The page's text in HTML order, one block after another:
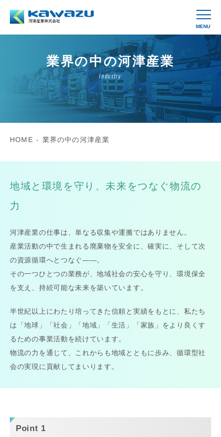
MENU
業界の中の河津産業
Industry
HOME - 業界の中の河津産業
地域と環境を守り、未来をつなぐ物流の
力
河津産業の仕事は、単なる収集や運搬ではありません。
産業活動の中で生まれる廃棄物を安全に、確実に、そして次
の資源循環へとつなぐ――。
その一つひとつの業務が、地域社会の安心を守り、環境保全
を支え、持続可能な未来を築いています。
半世紀以上にわたり培ってきた信頼と実績をもとに、私たち
は「地球」「社会」「地域」「生活」「家族」をより良くす
るための事業活動を続けています。
物流の力を通じて、これからも地域とともに歩み、循環型社
会の実現に貢献してまいります。
Point 1